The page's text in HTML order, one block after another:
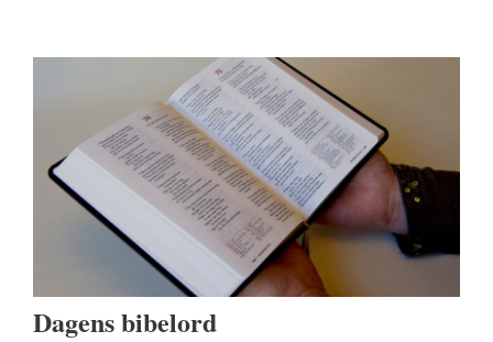
Dagens bibelord